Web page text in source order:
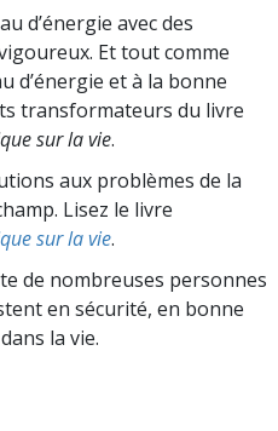
d’énergie avec des
Et tout comme
d’énergie et à la bonne
transformateurs du livre
sur la vie.
aux problèmes de la
Lisez le livre
sur la vie.
de nombreuses personnes
en sécurité, en bonne
la vie.